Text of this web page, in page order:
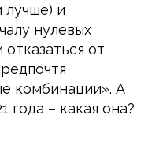
лучше) и
нулевых
от
комбинации». А
года – какая она?